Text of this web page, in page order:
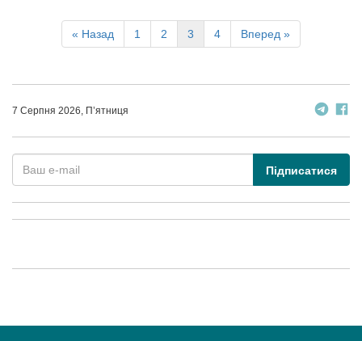
« Назад 1 2 3 4 Вперед »
7 Серпня 2026, П’ятниця
Підписатися